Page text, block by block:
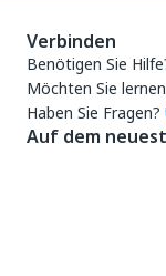
Verbinden
Benötigen Sie
Möchten Sie
Haben Sie Fragen?
Auf dem